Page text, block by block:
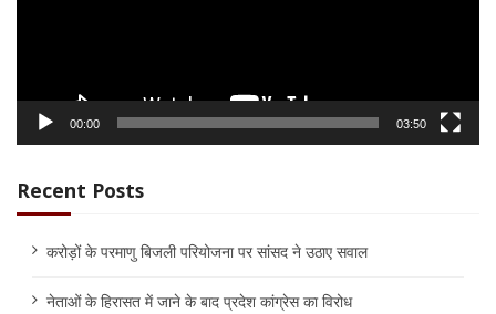
00:00 03:50
Recent Posts
करोड़ों के परमाणु बिजली परियोजना पर सांसद ने उठाए सवाल
नेताओं के हिरासत में जाने के बाद प्रदेश कांग्रेस का विरोध